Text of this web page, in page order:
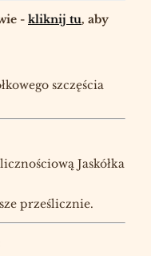
- kliknij tu, aby
szczęścia
Jaskółka
prześlicznie.